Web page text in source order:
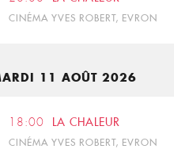
CINÉMA YVES ROBERT, EVRON
11 AOÛT 2026
18:00 LA CHALEUR
CINÉMA YVES ROBERT, EVRON